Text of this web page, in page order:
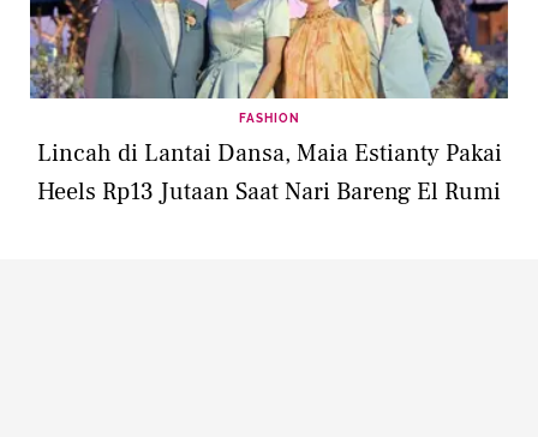
FASHION
Lincah di Lantai Dansa, Maia Estianty Pakai
Heels Rp13 Jutaan Saat Nari Bareng El Rumi